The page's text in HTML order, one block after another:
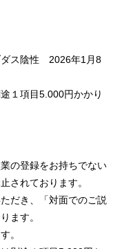
ダス陰性 2026年1月8
１項目5.000円かかり
の登録をお持ちでない
されております。
だき、「対面でのご説
ます。
。